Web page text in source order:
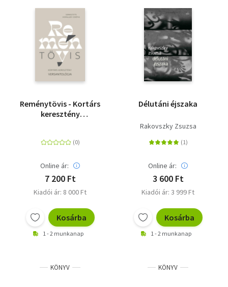
Reménytövis - Kortárs
keresztény
Online ár:
7 200 Ft
Kiadói ár: 8 000 Ft
Kosárba
1 - 2 munkanap
Délutáni éjszaka
Rakovszky Zsuzsa
Online ár:
3 600 Ft
Kiadói ár: 3 999 Ft
Kosárba
1 - 2 munkanap
KÖNYV KÖNYV